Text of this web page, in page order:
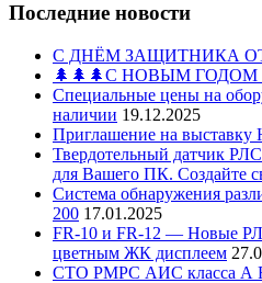
Последние новости
С ДНЁМ ЗАЩИТНИКА
🌲🌲🌲С НОВЫМ ГОДОМ
Специальные цены на
наличии 19.12.2025
Приглашение на
Твердотельный датчик
для Вашего ПК. Создайте
Система обнаружения
200 17.01.2025
FR-10 и FR-12 — Новые
цветным ЖК дисплеем
СТО РМРС АИС класса А